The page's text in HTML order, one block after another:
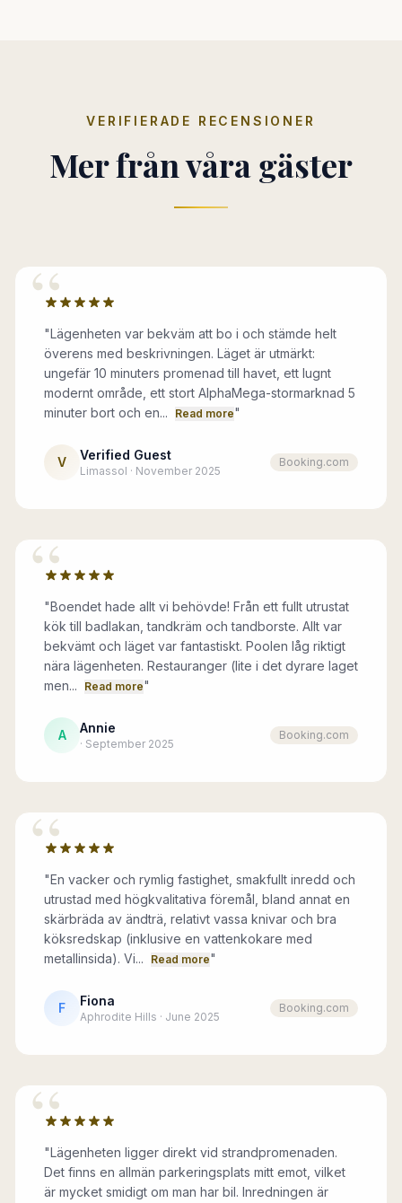
VERIFIERADE RECENSIONER
Mer från våra gäster
“
"Lägenheten var bekväm att bo i och stämde helt
överens med beskrivningen. Läget är utmärkt:
ungefär 10 minuters promenad till havet, ett lugnt
modernt område, ett stort AlphaMega-stormarknad 5
minuter bort och en...
Read more"
V Verified Guest
Limassol · November 2025
Booking.com
“
"Boendet hade allt vi behövde! Från ett fullt utrustat
kök till badlakan, tandkräm och tandborste. Allt var
bekvämt och läget var fantastiskt. Poolen låg riktigt
nära lägenheten. Restauranger (lite i det dyrare laget
men...
Read more"
A Annie
· September 2025
Booking.com
“
"En vacker och rymlig fastighet, smakfullt inredd och
utrustad med högkvalitativa föremål, bland annat en
skärbräda av ändträ, relativt vassa knivar och bra
köksredskap (inklusive en vattenkokare med
metallinsida). Vi...
Read more"
F Fiona
Aphrodite Hills · June 2025
Booking.com
“
"Lägenheten ligger direkt vid strandpromenaden.
Det finns en allmän parkeringsplats mitt emot, vilket
är mycket smidigt om man har bil. Inredningen är